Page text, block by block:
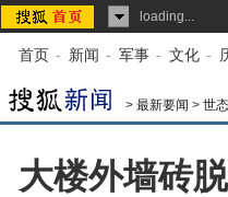
loading...
首页 - 新闻 - 军事 - 文化 -
> 最新要闻 > 世
大楼外墙砖